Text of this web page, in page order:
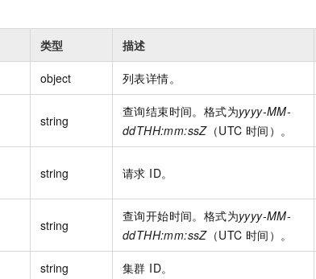
类型 描述
object 列表详情。
string
查询结束时间。格式为yyyy-MM-
ddTHH:mm:ssZ（UTC 时间）。
string 请求 ID。
string
查询开始时间。格式为yyyy-MM-
ddTHH:mm:ssZ（UTC 时间）。
string 集群 ID。